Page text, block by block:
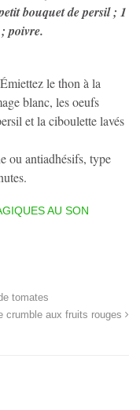
bouquet de persil ; 1
poivre.
le thon à la
blanc, les oeufs
et la ciboulette lavés
ou antiadhésifs, type
AU SON
tomates
crumble aux fruits rouges